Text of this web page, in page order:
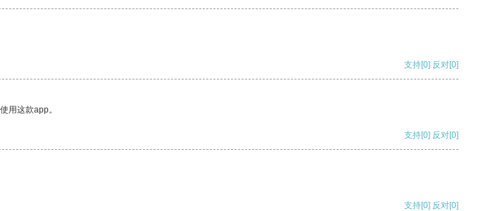
支持[0] 反对[0]
用这款app。
支持[0] 反对[0]
支持[0] 反对[0]